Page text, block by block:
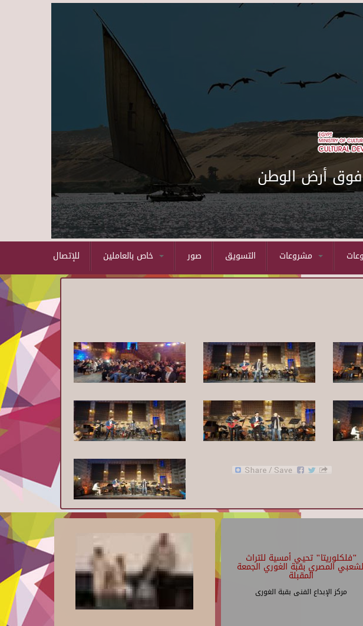
Skip to main content
فوق أرض الوطن
للإتصال صور التسويق
"فلكلوريتا" تحيي أمسية للتراث
المصري بقبة الغوري الجمعة
المقبلة
مركز الإبداع الفنى بقبة الغورى